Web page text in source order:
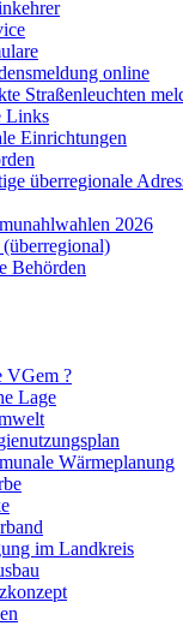
online
Straßenleuchten
Links
Einrichtungen
überregionale
2026
Behörden
VGem ?
Lage
Wärmeplanung
im Landkreis